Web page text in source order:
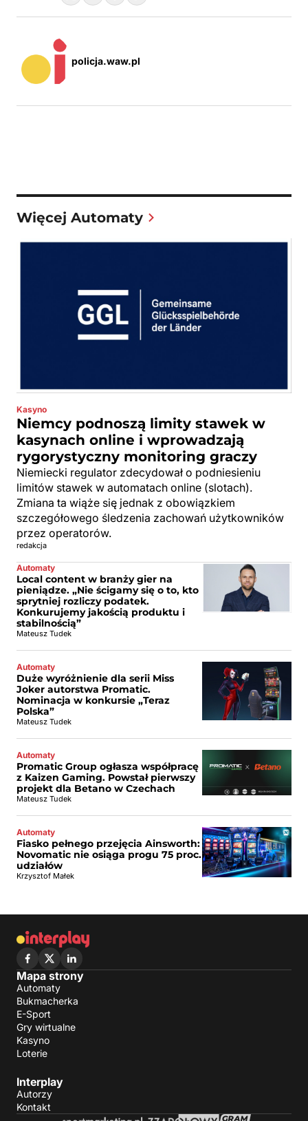
policja.waw.pl
Więcej Automaty
Kasyno
Niemcy podnoszą limity stawek w
kasynach online i wprowadzają
rygorystyczny monitoring graczy
Niemiecki regulator zdecydował o podniesieniu
limitów stawek w automatach online (slotach).
Zmiana ta wiąże się jednak z obowiązkiem
szczegółowego śledzenia zachowań użytkowników
przez operatorów.
redakcja
Automaty
Local content w branży gier na
pieniądze. „Nie ścigamy się o to, kto
sprytniej rozliczy podatek.
Konkurujemy jakością produktu i
stabilnością”
Mateusz Tudek
Automaty
Duże wyróżnienie dla serii Miss
Joker autorstwa Promatic.
Nominacja w konkursie „Teraz
Polska”
Mateusz Tudek
Automaty
Promatic Group ogłasza współpracę
z Kaizen Gaming. Powstał pierwszy
projekt dla Betano w Czechach
Mateusz Tudek
Automaty
Fiasko pełnego przejęcia Ainsworth:
Novomatic nie osiąga progu 75 proc.
udziałów
Krzysztof Małek
Mapa strony
Automaty
Bukmacherka
E-Sport
Gry wirtualne
Kasyno
Loterie
Interplay
Autorzy
Kontakt